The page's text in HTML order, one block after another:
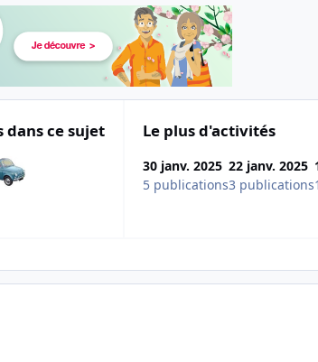
dans ce sujet Le plus d'activités
30 janv. 2025
5 publications
22 janv. 2025
3 publications
topic overview